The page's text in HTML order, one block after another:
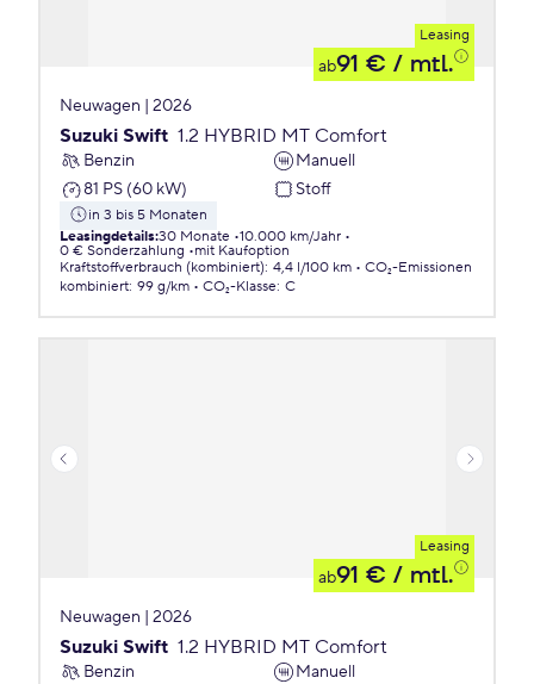
Leasing
ab91 € / mtl.
Neuwagen | 2026
Suzuki Swift 1.2 HYBRID MT Comfort
Benzin
Manuell
81 PS (60 kW)
Stoff
in 3 bis 5 Monaten
Leasingdetails:30 Monate 10.000 km/Jahr
0 € Sonderzahlung
mit Kaufoption
Kraftstoffverbrauch (kombiniert): 4,4 l/100 km
CO₂-Emissionen
kombiniert: 99 g/km CO₂-Klasse: C
Leasing
ab91 € / mtl.
Neuwagen | 2026
Suzuki Swift 1.2 HYBRID MT Comfort
Benzin
Manuell